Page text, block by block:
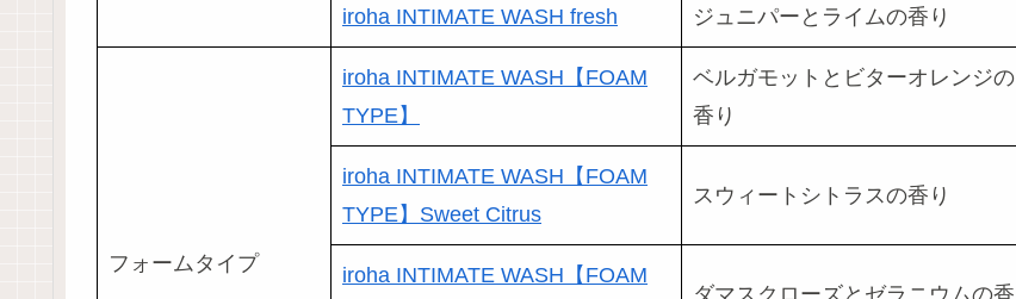
iroha INTIMATE WASH fresh ジュニパーとライムの香り
フォームタイプ
iroha INTIMATE WASH【FOAM
TYPE】
ベルガモットとビターオレンジの
香り
iroha INTIMATE WASH【FOAM
TYPE】Sweet Citrus
スウィートシトラスの香り
iroha INTIMATE WASH【FOAM
ダマスクローズとゼラニウムの香